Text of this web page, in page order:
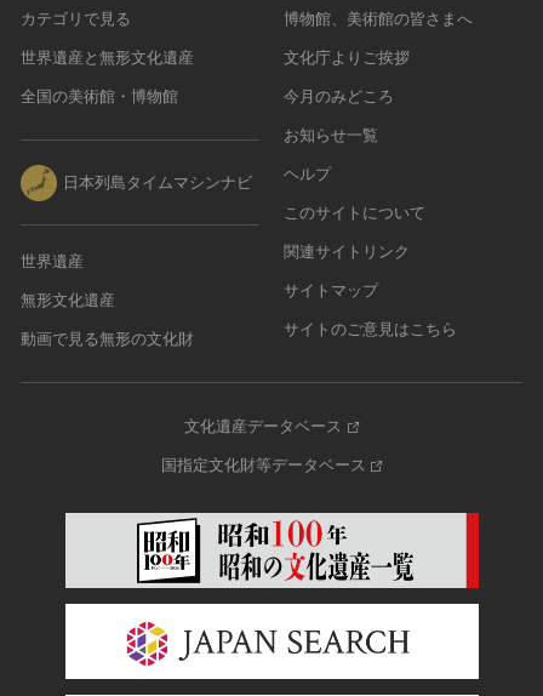
カテゴリで見る
世界遺産と無形文化遺産
全国の美術館・博物館
日本列島タイムマシンナビ
世界遺産
無形文化遺産
動画で見る無形の文化財
博物館、美術館の皆さまへ
文化庁よりご挨拶
今月のみどころ
お知らせ一覧
ヘルプ
このサイトについて
関連サイトリンク
サイトマップ
サイトのご意見はこちら
文化遺産データベース
国指定文化財等データベース